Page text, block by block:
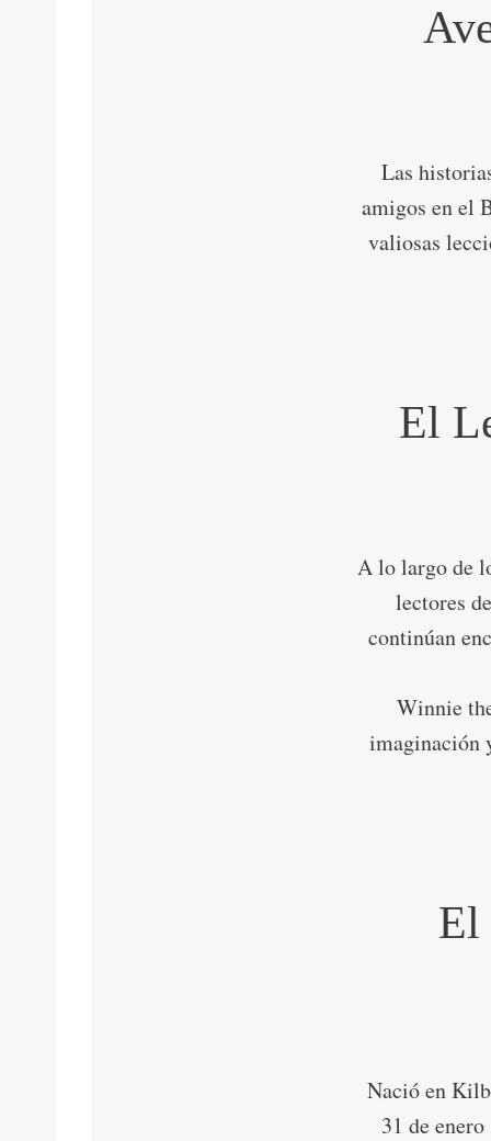
Las
amigos en el
valiosas
El
A lo largo de
lectores
continúan
Winnie
imaginación
El
Nació en
31 de